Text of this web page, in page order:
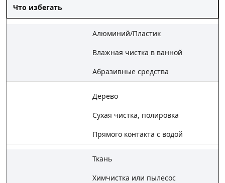
Что избегать
Алюминий/Пластик
Влажная чистка в ванной
Абразивные средства
Дерево
Сухая чистка, полировка
Прямого контакта с водой
Ткань
Химчистка или пылесос